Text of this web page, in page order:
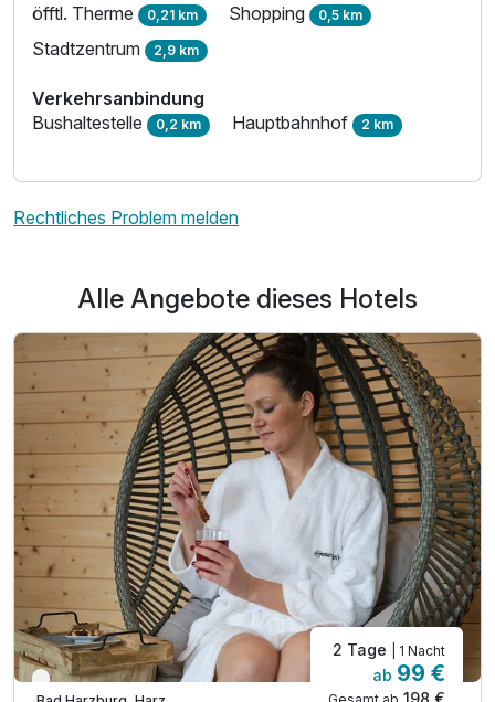
öfftl. Therme 0,21 km Shopping 0,5 km
Stadtzentrum 2,9 km
Verkehrsanbindung
Bushaltestelle 0,2 km Hauptbahnhof 2 km
Rechtliches Problem melden
Alle Angebote dieses Hotels
Nur noch bis Oktober
2 Tage | 1 Nacht
ab 99 €
198 €